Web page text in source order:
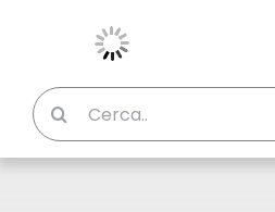
Cerca
per: